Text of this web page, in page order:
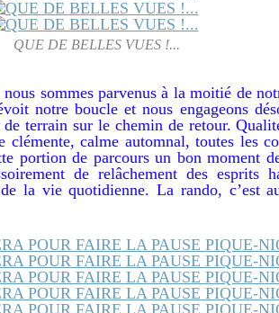
QUE DE BELLES VUES !...
sommes parvenus à la moitié de
notre boucle et nous engageons
terrain sur le chemin de retour.
clémente, calme automnal, toutes les
portion de parcours un bon moment
de relâchement des esprits
la vie quotidienne. La rando, c’est